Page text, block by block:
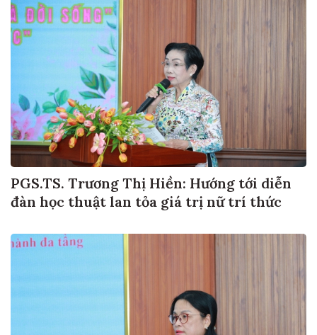
PGS.TS. Trương Thị Hiền: Hướng tới diễn
đàn học thuật lan tỏa giá trị nữ trí thức